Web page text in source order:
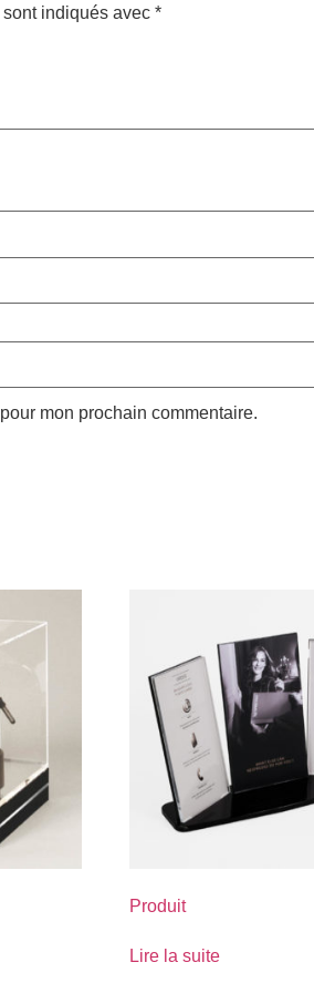
indiqués avec *
mon prochain commentaire.
Produit
Lire la suite